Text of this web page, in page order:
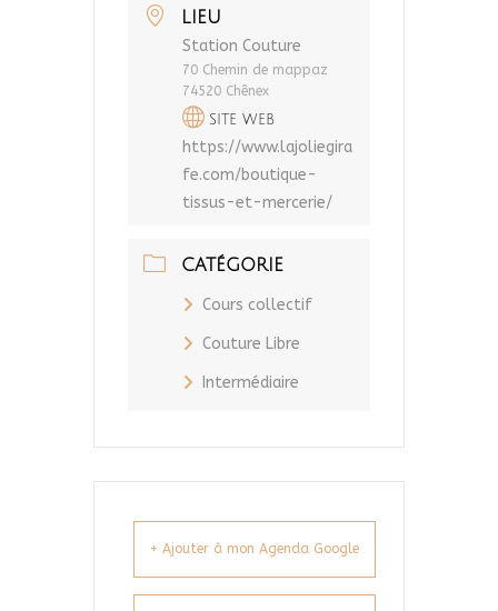
LIEU
Station Couture
70 Chemin de mappaz
74520 Chênex
SITE WEB
https://www.lajoliegira
fe.com/boutique-
tissus-et-mercerie/
CATÉGORIE
Cours collectif
Couture Libre
Intermédiaire
+ Ajouter à mon Agenda Google